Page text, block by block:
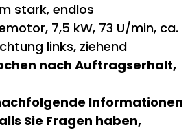
stark, endlos
7,5 kW, 73 U/min, ca.
links, ziehend
nach Auftragserhalt,
Informationen
Sie Fragen haben,